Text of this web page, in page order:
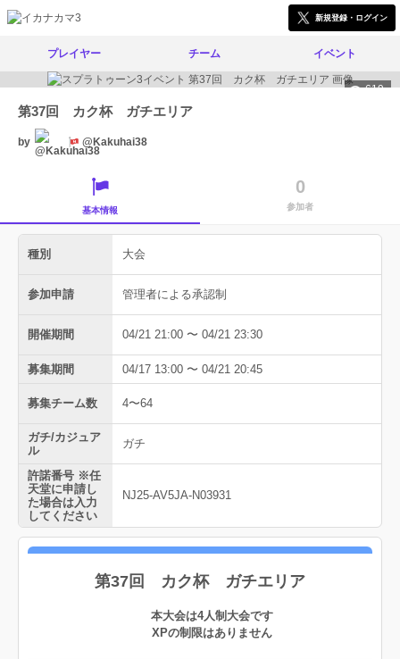
新規登録・ログイン
プレイヤー チーム イベント
619
第37回 カク杯 ガチエリア
by @Kakuhai38
基本情報
0
参加者
種別 大会
参加申請 管理者による承認制
開催期間 04/21 21:00 〜 04/21 23:30
募集期間 04/17 13:00 〜 04/21 20:45
募集チーム数 4〜64
ガチ/カジュア
ル
ガチ
許諾番号 ※任
天堂に申請し
た場合は入力
してください
NJ25-AV5JA-N03931
第37回 カク杯 ガチエリア
本大会は4人制大会です
XPの制限はありません